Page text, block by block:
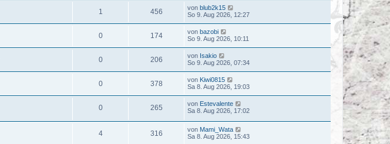
1 456 von blub2k15
So 9. Aug 2026, 12:27
0 174 von bazobi
So 9. Aug 2026, 10:11
0 206 von Isakio
So 9. Aug 2026, 07:34
0 378 von Kiwi0815
Sa 8. Aug 2026, 19:03
0 265 von Estevalente
Sa 8. Aug 2026, 17:02
4 316 von Mami_Wata
Sa 8. Aug 2026, 15:43